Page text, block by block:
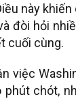
này
đòi hỏi
cuối cùng.
việc
phút chót,